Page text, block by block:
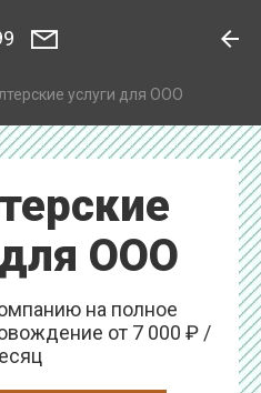
услуги для ООО
ООО
на полное
от 7 000 ₽ /